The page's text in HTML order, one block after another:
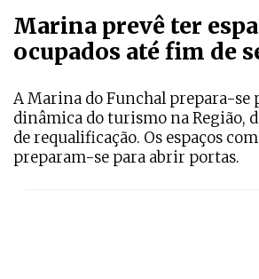
Marina prevê ter
ocupados até fim de
A Marina do Funchal prepara-se
dinâmica do turismo na Região,
de requalificação. Os espaços
preparam-se para abrir portas.